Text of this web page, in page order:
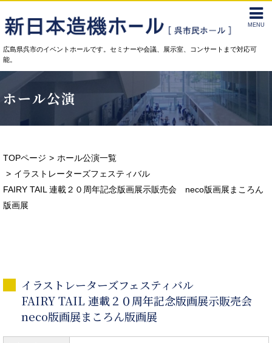
広島県呉市のイベントホールです。セミナーや会議、展示室、コンサートまで対応可
能。
ホール公演
TOPページ
ホール公演一覧
イラストレーターズフェスティバル
FAIRY TAIL 連載２０周年記念版画展示販売会 neco版画展まころん
版画展
イラストレーターズフェスティバル
FAIRY TAIL 連載２０周年記念版画展示販売会
neco版画展まころん版画展
MENU